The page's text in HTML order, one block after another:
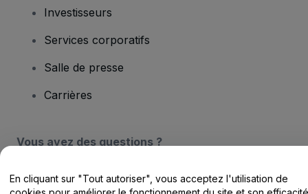
Investisseurs
Services corporatifs
Salle de presse
Carrières
Vous avez des questions ?
Centre d'assistance / Nous contacter
En cliquant sur "Tout autoriser", vous acceptez l'utilisation de